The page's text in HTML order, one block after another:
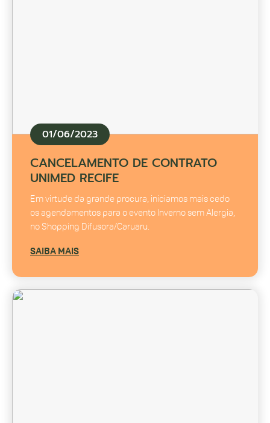
01/06/2023
CANCELAMENTO DE CONTRATO
UNIMED RECIFE
Em virtude da grande procura, iniciamos mais cedo
os agendamentos para o evento Inverno sem Alergia,
no Shopping Difusora/Caruaru.
SAIBA MAIS